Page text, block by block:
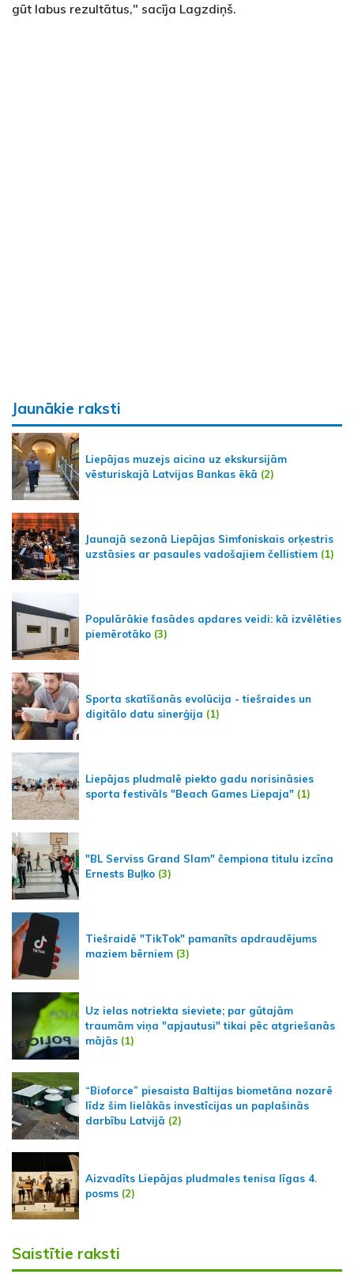
gūt labus rezultātus," sacīja Lagzdiņš.
Jaunākie raksti
Liepājas muzejs aicina uz ekskursijām
vēsturiskajā Latvijas Bankas ēkā (2)
Jaunajā sezonā Liepājas Simfoniskais orķestris
uzstāsies ar pasaules vadošajiem čellistiem (1)
Populārākie fasādes apdares veidi: kā izvēlēties
piemērotāko (3)
Sporta skatīšanās evolūcija - tiešraides un
digitālo datu sinerģija (1)
Liepājas pludmalē piekto gadu norisināsies
sporta festivāls "Beach Games Liepaja" (1)
"BL Serviss Grand Slam" čempiona titulu izcīna
Ernests Buļko (3)
Tiešraidē "TikTok" pamanīts apdraudējums
maziem bērniem (3)
Uz ielas notriekta sieviete; par gūtajām
traumām viņa "apjautusi" tikai pēc atgriešanās
mājās (1)
“Bioforce” piesaista Baltijas biometāna nozarē
līdz šim lielākās investīcijas un paplašinās
darbību Latvijā (2)
Aizvadīts Liepājas pludmales tenisa līgas 4.
posms (2)
Saistītie raksti